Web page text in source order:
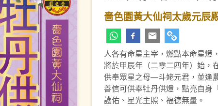
嗇色園黃大仙祠太歲元辰
人各有命星主宰，燃點本命星燈
將於甲辰年（二零二四年）始，
供奉眾星之母—斗姥元君，並逢
善信可供奉牡丹供燈，點亮自身
護佑、星光主照、福德無量。